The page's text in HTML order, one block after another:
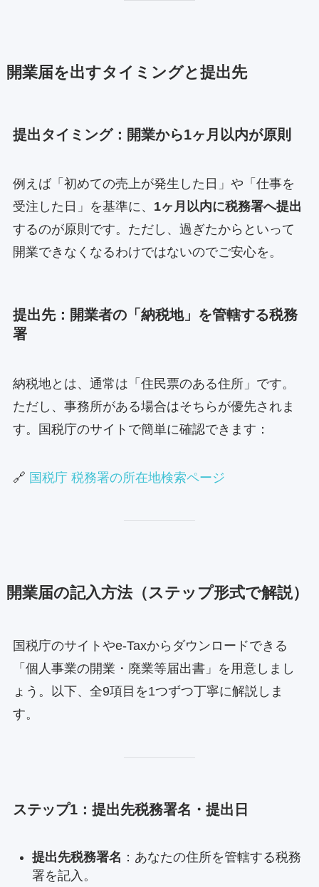
開業届を出すタイミングと提出先
提出タイミング：開業から1ヶ月以内が原則
例えば「初めての売上が発生した日」や「仕事を
受注した日」を基準に、 1ヶ月以内に税務署へ提出
するのが原則です。ただし、過ぎたからといって
開業できなくなるわけではないのでご安心を。
提出先：開業者の「納税地」を管轄する税務
署
納税地とは、通常は「住民票のある住所」です。
ただし、事務所がある場合はそちらが優先されま
す。国税庁のサイトで簡単に確認できます：
🔗 国税庁 税務署の所在地検索ページ
開業届の記入方法（ステップ形式で解説）
国税庁のサイトやe-Taxからダウンロードできる
「個人事業の開業・廃業等届出書」を用意しまし
ょう。以下、全9項目を1つずつ丁寧に解説しま
す。
ステップ1：提出先税務署名・提出日
提出先税務署名 ：あなたの住所を管轄する税務
署を記入。